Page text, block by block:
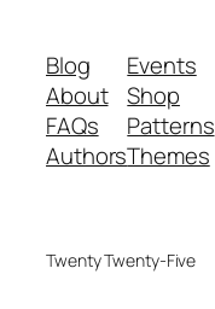
Blog
About
FAQs
Authors
Events
Shop
Patterns
Themes
Twenty Twenty-Five